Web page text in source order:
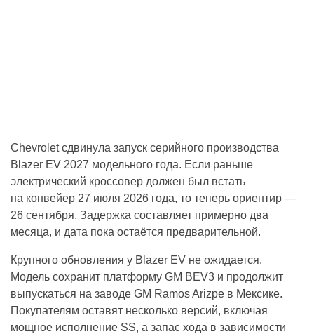
Chevrolet сдвинула запуск серийного производства
Blazer EV 2027 модельного года. Если раньше
электрический кроссовер должен был встать
на конвейер 27 июля 2026 года, то теперь ориентир —
26 сентября. Задержка составляет примерно два
месяца, и дата пока остаётся предварительной.
Крупного обновления у Blazer EV не ожидается.
Модель сохранит платформу GM BEV3 и продолжит
выпускаться на заводе GM Ramos Arizpe в Мексике.
Покупателям оставят несколько версий, включая
мощное исполнение SS, а запас хода в зависимости